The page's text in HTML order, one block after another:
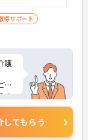
得サポート
護
す
の
く
してもらう